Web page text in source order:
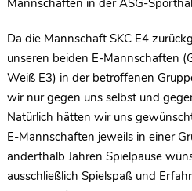
Da die Mannschaft SKC E4
unseren beiden E-Mannschaften
Weiß E3) in der betroffenen
wir nur gegen uns selbst und
Natürlich hätten wir uns
E-Mannschaften jeweils in einer
anderthalb Jahren Spielpause
ausschließlich Spielspaß und